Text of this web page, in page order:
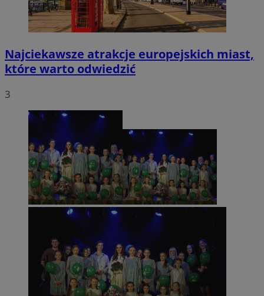
Najciekawsze atrakcje europejskich miast,
które warto odwiedzić
3